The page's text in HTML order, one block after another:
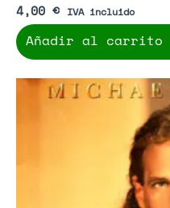
4,00 € IVA incluido
Añadir al carrito